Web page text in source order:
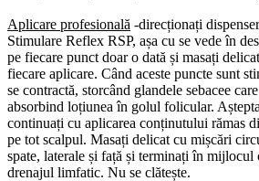
Aplicare profesională -direcționați
Stimulare Reflex RSP, așa cu se vede în
pe fiecare punct doar o dată și masați
fiecare aplicare. Când aceste puncte sunt
se contractă, storcând glandele sebacee
absorbind loțiunea în golul folicular.
continuați cu aplicarea conținutului rămas
pe tot scalpul. Masați delicat cu mișcări
spate, laterale și față și terminați în mijlocul
drenajul limfatic. Nu se clătește.